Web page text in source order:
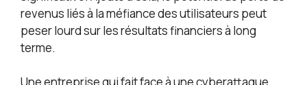
revenus liés à la méfiance des utilisateurs peut
peser lourd sur les résultats financiers à long
terme.